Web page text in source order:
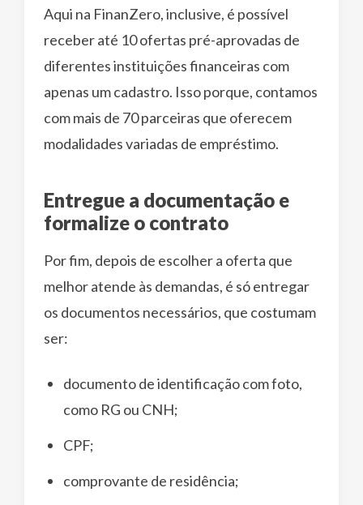
Aqui na FinanZero, inclusive, é possível
receber até 10 ofertas pré-aprovadas de
diferentes instituições financeiras com
apenas um cadastro. Isso porque, contamos
com mais de 70 parceiras que oferecem
modalidades variadas de empréstimo.
Entregue a documentação e
formalize o contrato
Por fim, depois de escolher a oferta que
melhor atende às demandas, é só entregar
os documentos necessários, que costumam
ser:
documento de identificação com foto,
como RG ou CNH;
CPF;
comprovante de residência;